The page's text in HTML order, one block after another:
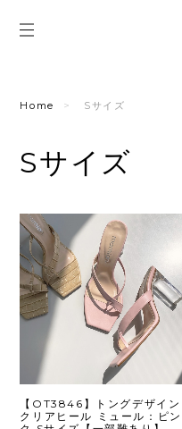
Home Sサイズ
Sサイズ
【OT3846】トングデザイン
クリアヒール ミュール：ピン